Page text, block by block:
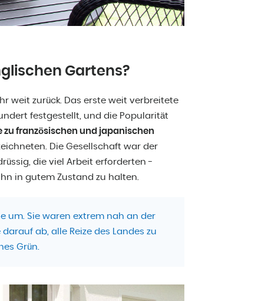
Gartens?
weit zurück. Das erste weit verbreitete
festgestellt, und die Popularität
zu französischen und japanischen
Die Gesellschaft war der
die viel Arbeit erforderten -
in gutem Zustand zu halten.
um. Sie waren extrem nah an der
ab, alle Reize des Landes zu
Grün.